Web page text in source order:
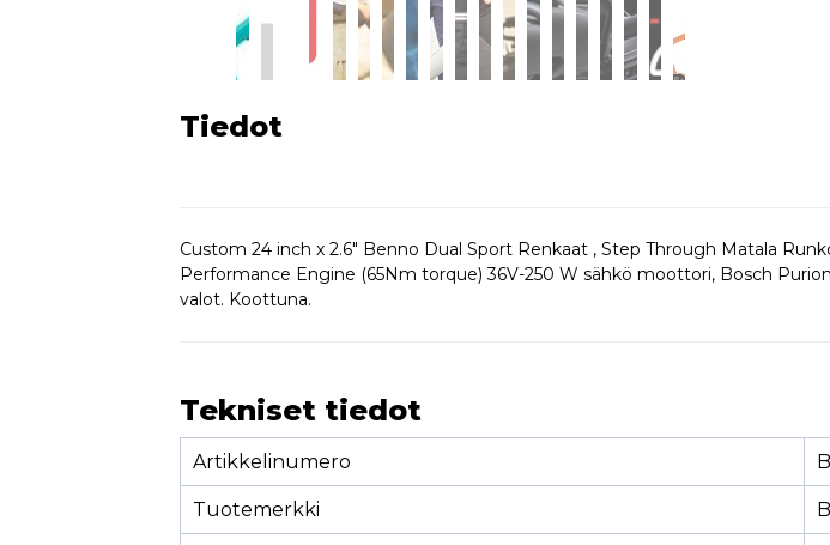
Tiedot
Custom 24 inch x 2.6" Benno Dual Sport Renkaat , Step Through Matala
Performance Engine (65Nm torque) 36V-250 W sähkö moottori, Bosch
valot. Koottuna.
Tekniset tiedot
Artikkelinumero
Tuotemerkki